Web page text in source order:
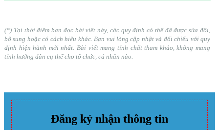
(*) Tại thời điểm bạn đọc bài viết này, các quy định có thể đã được sửa đổi,
bổ sung hoặc có cách hiểu khác. Bạn vui lòng cập nhật và đối chiếu với quy
định hiện hành mới nhất. Bài viết mang tính chất tham khảo, không mang
tính hướng dẫn cụ thể cho tổ chức, cá nhân nào.
Đăng ký nhận thông tin